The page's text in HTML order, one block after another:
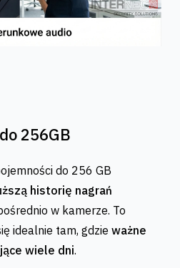
256GB
do 256 GB
historię nagrań
w kamerze. To
idealnie tam, gdzie ważne
wiele dni.